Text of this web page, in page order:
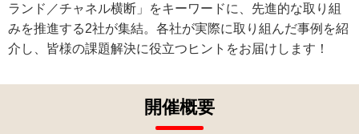
ランド／チャネル横断」をキーワードに、先進的な取り組
みを推進する2社が集結。各社が実際に取り組んだ事例を紹
介し、皆様の課題解決に役立つヒントをお届けします！
開催概要